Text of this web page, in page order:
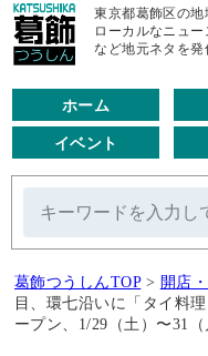
東京都葛飾区の地
ローカルなニュ
など地元ネタを
ホーム
イベント
葛飾つうしんTOP > 開店
目、環七沿いに「タイ料
ープン、1/29（土）〜31